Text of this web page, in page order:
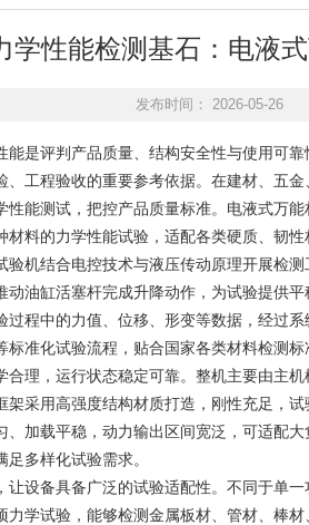
学性能检测基石：电液
发布时间： 2026-05-26
评判产品质量、结构安全性与使用可靠
、工程验收的重要参考依据。在建材、五
性能测试，把控产品质量标准。电液式万
材料的力学性能试验，适配各类硬质、韧
验机结合电控技术与液压传动原理开展检
动油缸活塞杆完成升降动作，为试验提供
过程中的力值、位移、形变等数据，经过
标准化试验流程，贴合国家各类材料检测标
，运行状态稳定可靠。整机主要由主机
架采用高强度结构材质打造，刚性充足，
、加载平稳，动力输出区间宽泛，可适配
多样化试验需求。
设备具备广泛的试验适配性。不同于单一
力学试验，能够检测金属板材、管材、棒